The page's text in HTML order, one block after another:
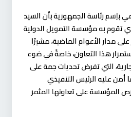
باِسم رئاسة الجمهورية بأن السيد
تقوم به مؤسسة التمويل الدولية
مدار الأعوام الماضية، مشيرًا
هذا التعاون، خاصةً في ضوء
التي تفرض تحديات جمة على
أمن عليه الرئيس التنفيذي
المؤسسة على تعاونها المثمر